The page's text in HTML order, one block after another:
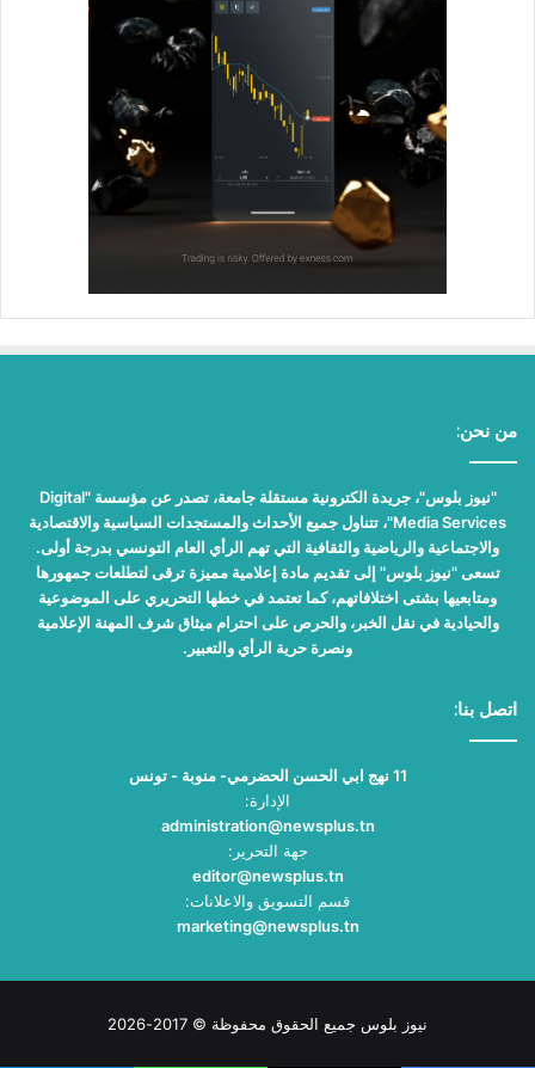
من نحن:
"نيوز بلوس"، جريدة الكترونية مستقلة جامعة، تصدر عن مؤسسة "Digital
Media Services"، تتناول جميع الأحداث والمستجدات السياسية والاقتصادية
والاجتماعية والرياضية والثقافية التي تهم الرأي العام التونسي بدرجة أولى.
تسعى "نيوز بلوس" إلى تقديم مادة إعلامية مميزة ترقى لتطلعات جمهورها
ومتابعيها بشتى اختلافاتهم، كما تعتمد في خطها التحريري على الموضوعية
والحيادية في نقل الخبر، والحرص على احترام ميثاق شرف المهنة الإعلامية
ونصرة حرية الرأي والتعبير.
اتصل بنا:
11 نهج ابي الحسن الحضرمي- منوبة - تونس
الإدارة:
administration@newsplus.tn
جهة التحرير:
editor@newsplus.tn
قسم التسويق والاعلانات:
marketing@newsplus.tn
نيوز بلوس جميع الحقوق محفوظة © 2017-2026